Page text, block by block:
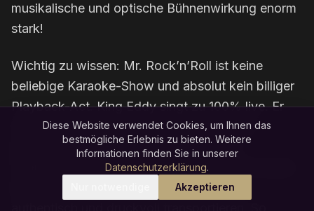
Diese Website verwendet Cookies, um Ihnen das
bestmögliche Erlebnis zu bieten. Weitere
Informationen finden Sie in unserer
Datenschutzerklärung.
Akzeptieren
musikalische und optische Bühnenwirkung enorm
stark!
Wichtig zu wissen: Mr. Rock’n’Roll ist keine
beliebige Karaoke-Show und absolut kein billiger
Playback-Act. King Eddy singt zu 100% live. Er
nutzt exzellent und professionell im Studio
produzierte Arrangements (sogenannte
Halbplaybacks), die den typischen, vollen Sound
einer echten 50er und 60er Jahre Band